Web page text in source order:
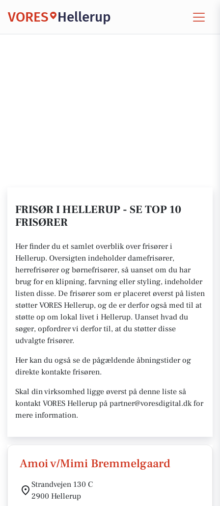
VORES Hellerup
FRISØR I HELLERUP - SE TOP 10
FRISØRER
Her finder du et samlet overblik over frisører i
Hellerup. Oversigten indeholder damefrisører,
herrefrisører og børnefrisører, så uanset om du har
brug for en klipning, farvning eller styling, indeholder
listen disse. De frisører som er placeret øverst på listen
støtter VORES Hellerup, og de er derfor også med til at
støtte op om lokal livet i Hellerup. Uanset hvad du
søger, opfordrer vi derfor til, at du støtter disse
udvalgte frisører.
Her kan du også se de pågældende åbningstider og
direkte kontakte frisøren.
Skal din virksomhed ligge øverst på denne liste så
kontakt VORES Hellerup på partner@voresdigital.dk for
mere information.
Amoi v/Mimi Bremmelgaard
Strandvejen 130 C
2900 Hellerup